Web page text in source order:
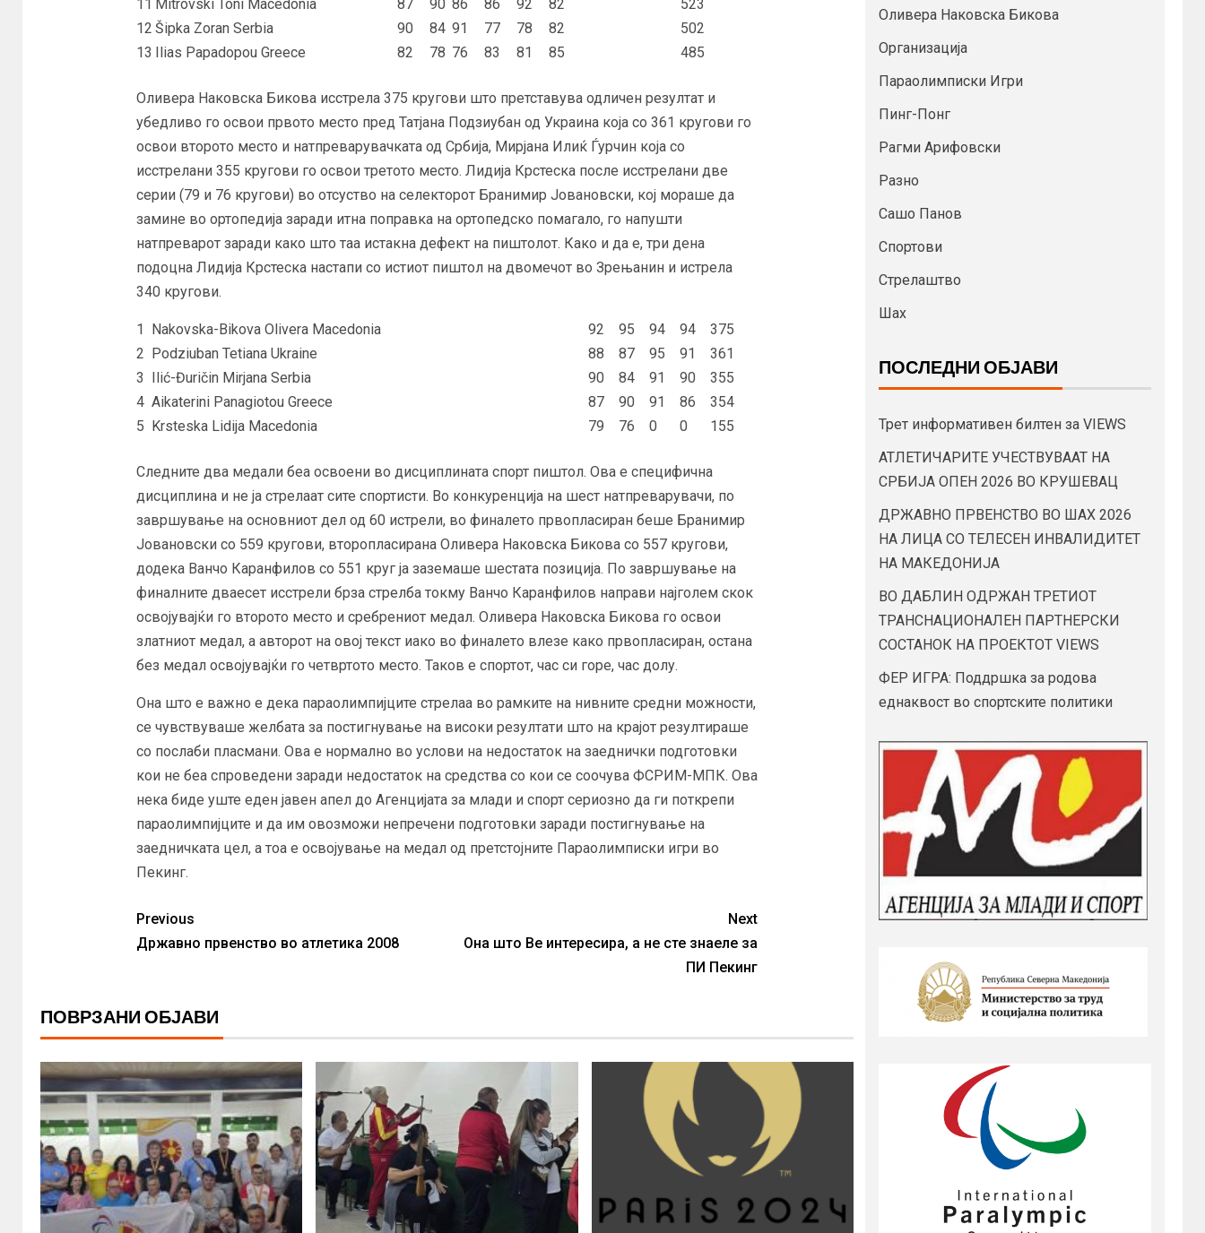
11 Mitrovski Toni Macedonia 87 90 86 86 92 82
523
12 Šipka Zoran Serbia 90 84 91 77 78 82
502
13 Ilias Papadopou Greece 82 78 76 83 81 85 485
Оливера Наковска Бикова исстрела 375 кругови што претставува одличен резултат и
убедливо го освои првото место пред Татјана Подзиубан од Украина која со 361 кругови го
освои второто место и натпреварувачката од Србија, Мирјана Илиќ Ѓурчин која со
исстрелани 355 кругови го освои третото место. Лидија Крстеска после исстрелани две
серии (79 и 76 кругови) во отсуство на селекторот Бранимир Јовановски, кој мораше да
замине во ортопедија заради итна поправка на ортопедско помагало, го напушти
натпреварот заради како што таа истакна дефект на пиштолот. Како и да е, три дена
подоцна Лидија Крстеска настапи со истиот пиштол на двомечот во Зрењанин и истрела
340 кругови.
1 Nakovska-Bikova Olivera Macedonia 92 95 94 94
375
2 Podziuban Tetiana Ukraine 88 87 95 91
361
3 Ilić-Đuričin Mirjana Serbia 90 84 91 90
355
4 Aikaterini Panagiotou Greece 87 90 91 86
354
5 Krsteska Lidija Macedonia 79 76 0 0 155
Следните два медали беа освоени во дисциплината спорт пиштол. Ова е специфична
дисциплина и не ја стрелаат сите спортисти. Во конкуренција на шест натпреварувачи, по
завршување на основниот дел од 60 истрели, во финалето првопласиран беше Бранимир
Јовановски со 559 кругови, второпласирана Оливера Наковска Бикова со 557 кругови,
додека Ванчо Каранфилов со 551 круг ја заземаше шестата позиција. По завршување на
финалните дваесет исстрели брза стрелба токму Ванчо Каранфилов направи најголем скок
освојувајќи го второто место и сребрениот медал. Оливера Наковска Бикова го освои
златниот медал, а авторот на овој текст иако во финалето влезе како првопласиран, остана
без медал освојувајќи го четвртото место. Таков е спортот, час си горе, час долу.
Она што е важно е дека параолимпијците стрелаа во рамките на нивните средни можности,
се чувствуваше желбата за постигнување на високи резултати што на крајот резултираше
со послаби пласмани. Ова е нормално во услови на недостаток на заеднички подготовки
кои не беа спроведени заради недостаток на средства со кои се соочува ФСРИМ-МПК. Ова
нека биде уште еден јавен апел до Агенцијата за млади и спорт сериозно да ги поткрепи
параолимпијците и да им овозможи непречени подготовки заради постигнување на
заедничката цел, а тоа е освојување на медал од претстојните Параолимписки игри во
Пекинг.
Previous
Државно првенство во атлетика 2008
Next
Она што Ве интересира, а не сте знаеле за
ПИ Пекинг
ПОВРЗАНИ ОБЈАВИ
Оливера Наковска Бикова
Организација
Параолимписки Игри
Пинг-Понг
Рагми Арифовски
Разно
Сашо Панов
Спортови
Стрелаштво
Шах
ПОСЛЕДНИ ОБЈАВИ
Трет информативен билтен за VIEWS
АТЛЕТИЧАРИТЕ УЧЕСТВУВААТ НА
СРБИЈА ОПЕН 2026 ВО КРУШЕВАЦ
ДРЖАВНО ПРВЕНСТВО ВО ШАХ 2026
НА ЛИЦА СО ТЕЛЕСЕН ИНВАЛИДИТЕТ
НА МАКЕДОНИЈА
ВО ДАБЛИН ОДРЖАН ТРЕТИОТ
ТРАНСНАЦИОНАЛЕН ПАРТНЕРСКИ
СОСТАНОК НА ПРОЕКТОТ VIEWS
ФЕР ИГРА: Поддршка за родова
еднаквост во спортските политики